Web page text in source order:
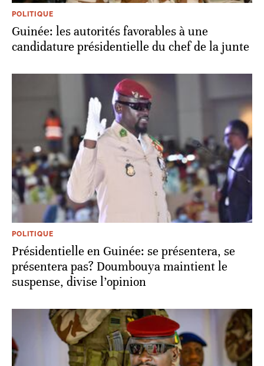
POLITIQUE
Guinée: les autorités favorables à une
candidature présidentielle du chef de la junte
POLITIQUE
Présidentielle en Guinée: se présentera, se
présentera pas? Doumbouya maintient le
suspense, divise l’opinion